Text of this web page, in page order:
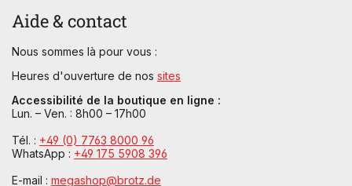
Aide & contact
Nous sommes là pour vous :
Heures d'ouverture de nos sites
Accessibilité de la boutique en ligne :
Lun. – Ven. : 8h00 – 17h00
Tél. : +49 (0) 7763 8000 96
WhatsApp : +49 175 5908 396
E-mail : megashop@brotz.de